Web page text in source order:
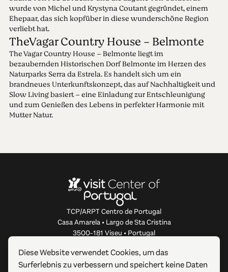
wurde von Michel und Krystyna Coutant gegründet, einem
Ehepaar, das sich kopfüber in diese wunderschöne Region
verliebt hat.
TheVagar Country House - Belmonte
The Vagar Country House – Belmonte liegt im
bezaubernden Historischen Dorf Belmonte im Herzen des
Naturparks Serra da Estrela. Es handelt sich um ein
brandneues Unterkunftskonzept, das auf Nachhaltigkeit und
Slow Living basiert – eine Einladung zur Entschleunigung
und zum Genießen des Lebens in perfekter Harmonie mit
Mutter Natur.
TCP/ARPT Centro de Portugal
Casa Amarela • Largo de Sta Cristina
3500-181 Viseu • Portugal
Diese Website verwendet Cookies, um das
Surferlebnis zu verbessern und speichert keine Daten